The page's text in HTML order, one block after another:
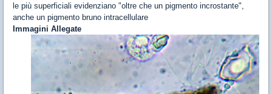
le più superficiali evidenziano "oltre che un pigmento incrostante",
anche un pigmento bruno intracellulare
Immagini Allegate